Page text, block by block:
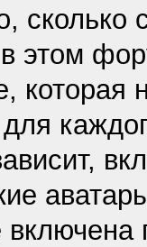
этом
которая